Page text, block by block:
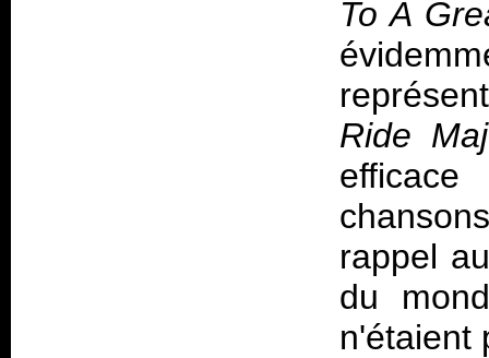
To A
Ride
rappel
du
n'étaient